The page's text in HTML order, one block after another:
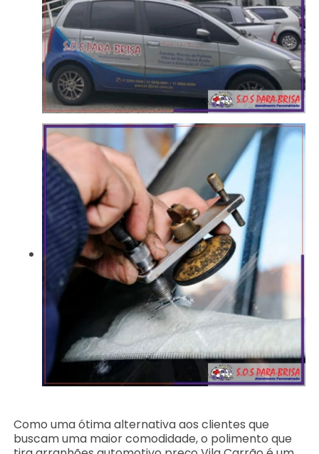
Como uma ótima alternativa aos clientes que
buscam uma maior comodidade, o polimento que